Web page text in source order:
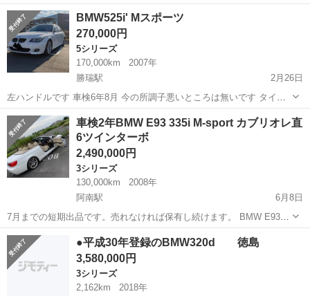
名： ＢＭＷ ■ 車種名： ７シリーズ ■ グレード名： ７４０
ｉ ３Ｄフロントスポイラー ＡＣシュニッツァーデイフェーザー
車高調新品 純正...
香川 善通寺市
BMW525i' Mスポーツ
270,000円
5シリーズ
170,000km
2007年
勝瑞駅
2月26日
左ハンドルです 車検6年8月 今の所調子悪いところは無いです タイミ
ングチェーンです 2500ccです 直接取りに来てくれる方宜しくお願い
します
徳島 板野郡 勝瑞駅
車検2年BMW E93 335i M-sport カブリオレ直
6ツインターボ
2,490,000円
3シリーズ
130,000km
2008年
阿南駅
6月8日
7月までの短期出品です。売れなければ保有し続けます。 BMW E93
335i M-sport カブリオレ前期 総走行距離13万キロ 2008年製 後期と
違い、ヘッドライトの細目がシャープな印象を与えます。 N54型
シ...
徳島 阿南駅 3シリーズ
●平成30年登録のBMW320d 徳島
3,580,000円
3シリーズ
2,162km
2018年